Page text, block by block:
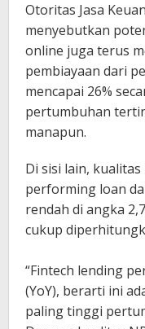
Otoritas Jasa
menyebutkan
online juga terus
pembiayaan dari
mencapai 26%
pertumbuhan
manapun.
Di sisi lain,
performing loan
rendah di angka
cukup
“Fintech lending
(YoY), berarti ini
paling tinggi